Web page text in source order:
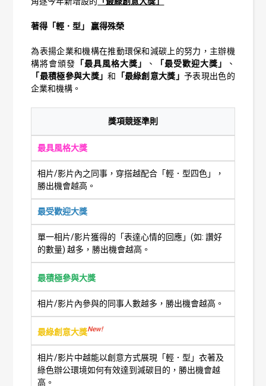
著得「輕．型」 贏得殊榮
為表揚企業和機構在推動環保和減碳上的努力，主辦機
構將會頒發 「最具風格大獎」 、 「最受歡迎大獎」
、
「最積極參與大獎」和 「最綠創意大獎」予表現出色的
企業和機構。
獎項競逐準則
最具風格大獎
相片/影片內之同事，穿搭越配合「輕．型四色」，
勝出機會越高。
最受歡迎大獎
單一相片/影片獲得的「表達心情的回應」(如: 讚好
的數量) 越多，勝出機會越高。
最積極參與大獎
相片/影片內參與的同事人數越多，勝出機會越高。
最綠創意大獎New!
相片/影片中越能以創意方式展現「輕．型」衣著及
綠色辦公環境如何有效達到減碳目的，勝出機會越
高。